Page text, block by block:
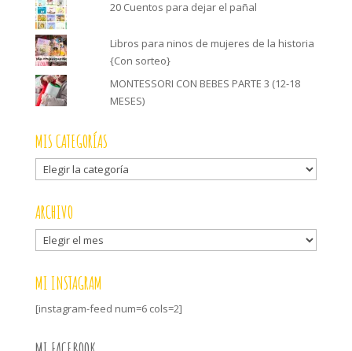
20 Cuentos para dejar el pañal
Libros para ninos de mujeres de la historia
{Con sorteo}
MONTESSORI CON BEBES PARTE 3 (12-18
MESES)
MIS CATEGORÍAS
Mis
categorías
ARCHIVO
Archivo
MI INSTAGRAM
[instagram-feed num=6 cols=2]